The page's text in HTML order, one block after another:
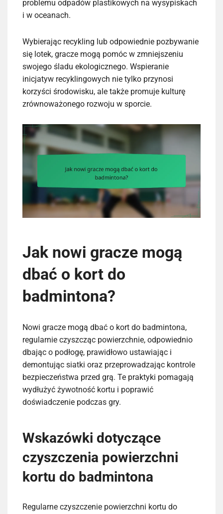
problemu odpadów plastikowych na wysypiskach
i w oceanach.
Wybierając recykling lub odpowiednie pozbywanie
się lotek, gracze mogą pomóc w zmniejszeniu
swojego śladu ekologicznego. Wspieranie
inicjatyw recyklingowych nie tylko przynosi
korzyści środowisku, ale także promuje kulturę
zrównoważonego rozwoju w sporcie.
Jak nowi gracze mogą
dbać o kort do
badmintona?
Nowi gracze mogą dbać o kort do badmintona,
regularnie czyszcząc powierzchnie, odpowiednio
dbając o podłogę, prawidłowo ustawiając i
demontując siatki oraz przeprowadzając kontrole
bezpieczeństwa przed grą. Te praktyki pomagają
wydłużyć żywotność kortu i poprawić
doświadczenie podczas gry.
Wskazówki dotyczące
czyszczenia powierzchni
kortu do badmintona
Regularne czyszczenie powierzchni kortu do